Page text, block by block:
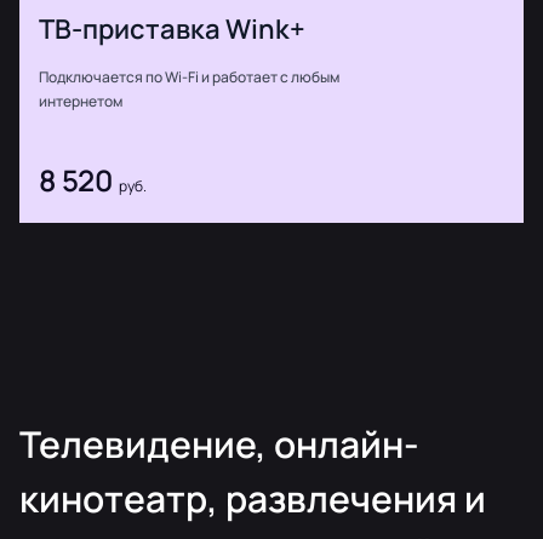
ТВ-приставка Wink+
Подключается по Wi-Fi и работает с любым
интернетом
8 520 руб.
Телевидение, онлайн-
кинотеатр, развлечения и